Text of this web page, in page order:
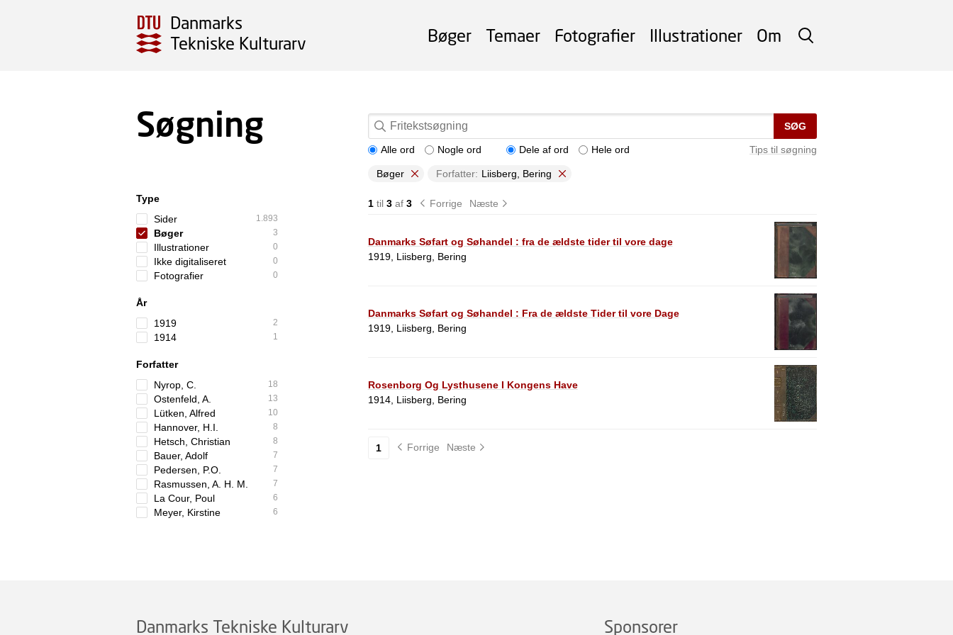
Danmarks
Tekniske Kulturarv
SØG
Bøger Temaer Fotografier Illustrationer Om
Søgning SØG
Tips til søgning
Alle ord Nogle ord Dele af ord Hele ord
Bøger Forfatter: Liisberg, Bering
Type
Sider
1.893
Bøger 3
Illustrationer 0
Ikke digitaliseret 0
Fotografier 0
År
1919
2
1914 1
Forfatter
Nyrop, C.
18
Ostenfeld, A. 13
Lütken, Alfred 10
Hannover, H.I. 8
Hetsch, Christian 8
Bauer, Adolf 7
Pedersen, P.O. 7
Rasmussen, A. H. M. 7
La Cour, Poul 6
Meyer, Kirstine 6
1til 3af 3 Forrige Næste
Danmarks Søfart og Søhandel : fra de ældste tider til vore dage
1919, Liisberg, Bering
Danmarks Søfart og Søhandel : Fra de ældste Tider til vore Dage
1919, Liisberg, Bering
Rosenborg Og Lysthusene I Kongens Have
1914, Liisberg, Bering
1 Forrige Næste
Danmarks Tekniske Kulturarv Sponsorer